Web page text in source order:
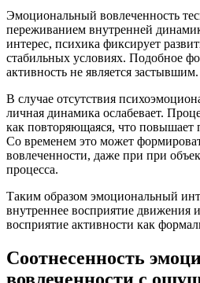
Эмоциональный вовлеченность
переживанием внутренней
интерес, психика фиксирует
стабильных условиях. Подобное
активность не является застывшим.
В случае отсутствия
личная динамика ослабевает.
как повторяющаяся, что повышает
Со временем это может
вовлеченности, даже при при
процесса.
Таким образом эмоциональный
внутреннее восприятие движения
восприятие активности как
Соотнесенность
вовлеченности с